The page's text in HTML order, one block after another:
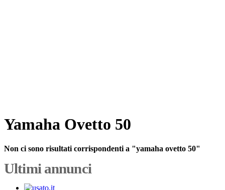
Yamaha Ovetto 50
Non ci sono risultati corrispondenti a "yamaha ovetto 50"
Ultimi annunci